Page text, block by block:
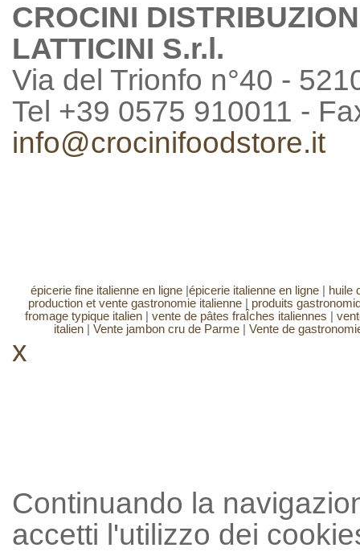
CROCINI
LATTICINI S.r.l.
Via del Trionfo n°40 -
Tel +39 0575 910011 -
info@crocinifoodstore.it
épicerie fine italienne en ligne|épicerie italienne en ligne| huile
production et vente gastronomie italienne| produits
fromage typique italien | vente de pâtes fraÎches italiennes |
italien| Vente jambon cru de Parme| Vente de
x
Continuando la
accetti l'utilizzo dei